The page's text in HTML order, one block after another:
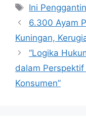
Tag
Ini
6.300 Ayam
Kuningan,
“Logika
dalam
Konsumen”